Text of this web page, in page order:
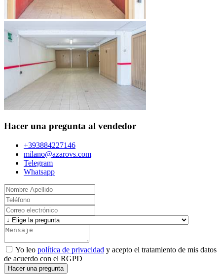
Hacer una pregunta al vendedor
+393884227146
milano@azarovs.com
Telegram
Whatsapp
Yo leo política de privacidad y acepto el tratamiento de mis datos
de acuerdo con el RGPD
Hacer una pregunta